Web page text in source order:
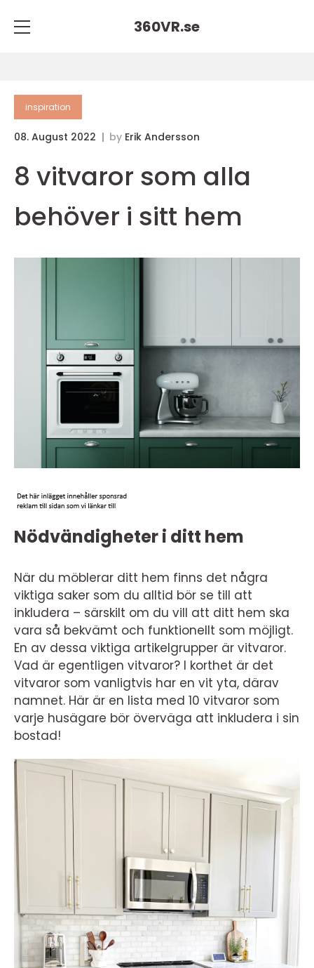
360VR.se
inspiration
08. August 2022 by Erik Andersson
8 vitvaror som alla
behöver i sitt hem
Nödvändigheter i ditt hem
När du möblerar ditt hem finns det några
viktiga saker som du alltid bör se till att
inkludera – särskilt om du vill att ditt hem ska
vara så bekvämt och funktionellt som möjligt.
En av dessa viktiga artikelgrupper är vitvaror.
Vad är egentligen vitvaror? I korthet är det
vitvaror som vanligtvis har en vit yta, därav
namnet. Här är en lista med 10 vitvaror som
varje husägare bör överväga att inkludera i sin
bostad!